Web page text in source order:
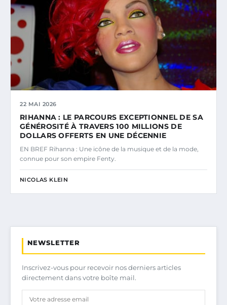
22 MAI 2026
RIHANNA : LE PARCOURS EXCEPTIONNEL DE SA
GÉNÉROSITÉ À TRAVERS 100 MILLIONS DE
DOLLARS OFFERTS EN UNE DÉCENNIE
EN BREF Rihanna : Une icône de la musique et de la mode,
connue pour son empire Fenty.
NICOLAS KLEIN
NEWSLETTER
Inscrivez-vous pour recevoir nos derniers articles
directement dans votre boîte mail.